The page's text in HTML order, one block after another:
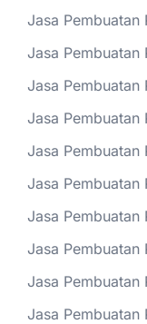
Jasa Pembuatan
Jasa Pembuatan
Jasa Pembuatan
Jasa Pembuatan
Jasa Pembuatan
Jasa Pembuatan
Jasa Pembuatan
Jasa Pembuatan
Jasa Pembuatan
Jasa Pembuatan